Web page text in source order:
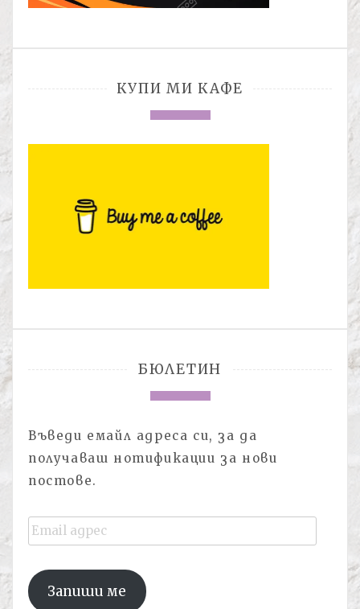
КУПИ МИ КАФЕ
БЮЛЕТИН
Въведи емайл адреса си, за да
получаваш нотификации за нови
постове.
Email
адрес
Запиши ме